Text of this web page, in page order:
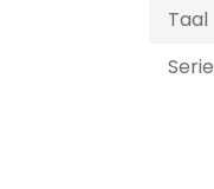
Taal
Serie